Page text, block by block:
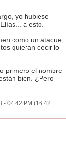
yo hubiese
a esto.
como un ataque,
quieran decir lo
primero el nombre
bien. ¿Pero
- 04:42 PM (16:42